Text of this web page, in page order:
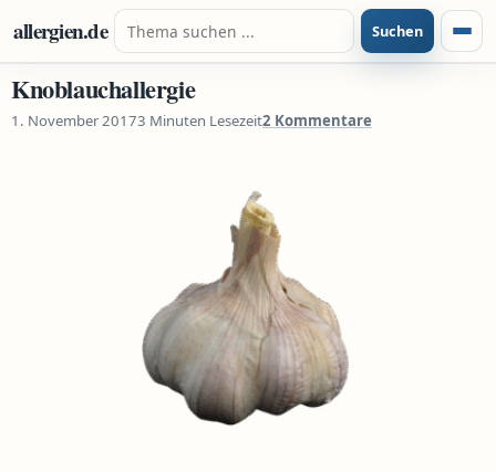
Zum Inhalt springen
allergien.de Suche nach: Suchen
Knoblauchallergie
1. November 20173 Minuten Lesezeit2 Kommentare